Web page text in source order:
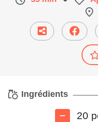
Ingrédients
20